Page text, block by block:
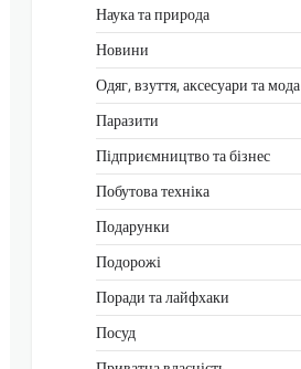
Наука та природа
Новини
Одяг, взуття, аксесуари та мода
Паразити
Підприємництво та бізнес
Побутова техніка
Подарунки
Подорожі
Поради та лайфхаки
Посуд